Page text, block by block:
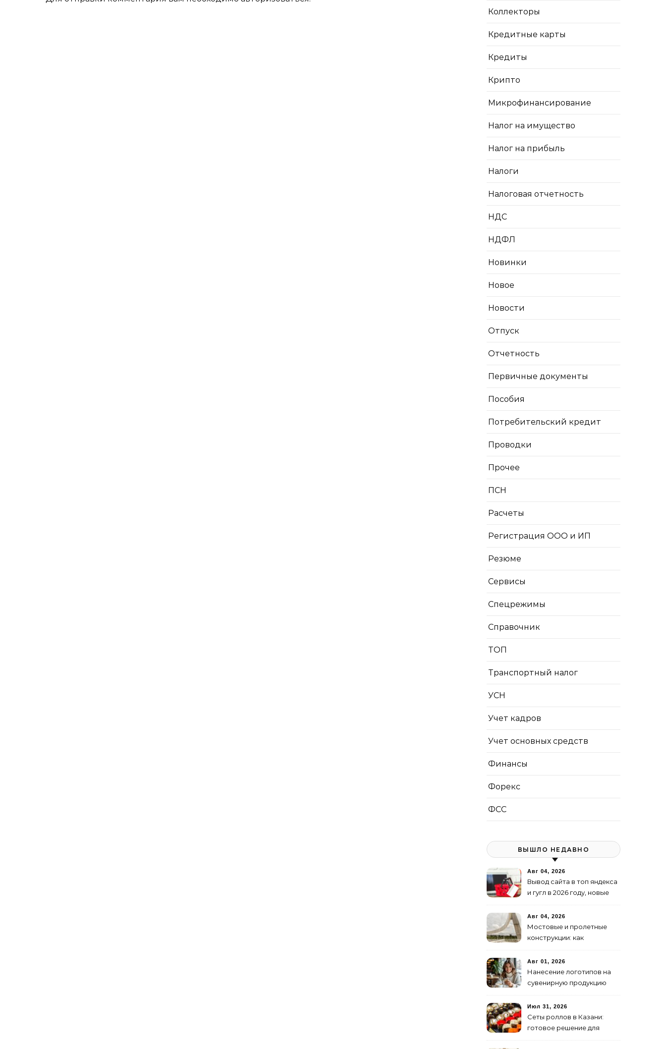
Коллекторы
Кредитные карты
Кредиты
Крипто
Микрофинансирование
Налог на имущество
Налог на прибыль
Налоги
Налоговая отчетность
НДС
НДФЛ
Новинки
Новое
Новости
Отпуск
Отчетность
Первичные документы
Пособия
Потребительский кредит
Проводки
Прочее
ПСН
Расчеты
Регистрация ООО и ИП
Резюме
Сервисы
Спецрежимы
Справочник
ТОП
Транспортный налог
УСН
Учет кадров
Учет основных средств
Финансы
Форекс
ФСС
ВЫШЛО НЕДАВНО
Авг 04, 2026
Вывод сайта в топ яндекса
и гугл в 2026 году, новые
Авг 04, 2026
Мостовые и пролетные
конструкции: как
изготовление и поставку
Авг 01, 2026
Нанесение логотипов на
сувенирную продукцию
Июл 31, 2026
Сеты роллов в Казани:
готовое решение для